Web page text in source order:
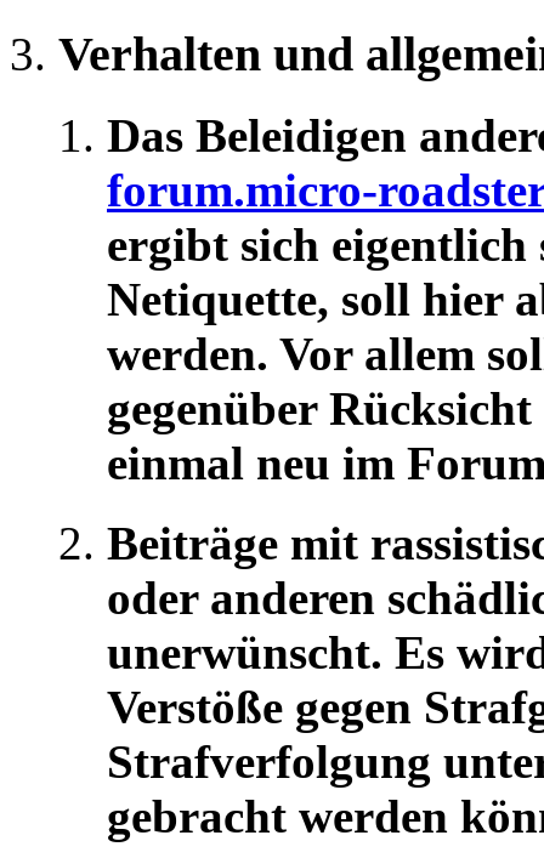
Verhalten und
Das Beleidigen
forum.micro-
ergibt sich eigentlich
Netiquette, soll hier
werden. Vor allem
gegenüber
einmal neu im
Beiträge mit
oder anderen
unerwünscht. Es
Verstöße gegen
Strafverfolgung
gebracht werden